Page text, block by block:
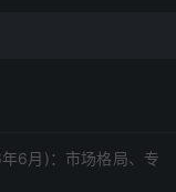
6月)：市场格局、专